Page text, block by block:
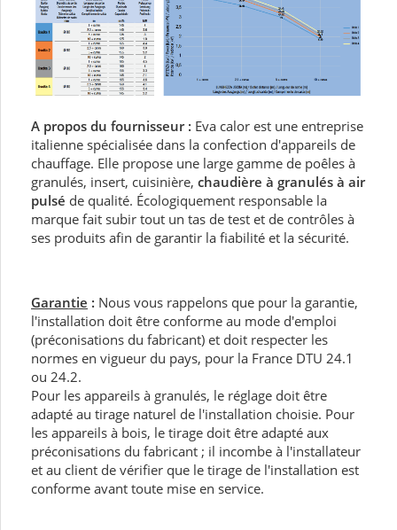
A propos du fournisseur : Eva calor est une entreprise
italienne spécialisée dans la confection d'appareils de
chauffage. Elle propose une large gamme de poêles à
granulés, insert, cuisinière, chaudière à granulés à air
pulsé de qualité. Écologiquement responsable la
marque fait subir tout un tas de test et de contrôles à
ses produits afin de garantir la fiabilité et la sécurité.
Garantie : Nous vous rappelons que pour la garantie,
l'installation doit être conforme au mode d'emploi
(préconisations du fabricant) et doit respecter les
normes en vigueur du pays, pour la France DTU 24.1
ou 24.2.
Pour les appareils à granulés, le réglage doit être
adapté au tirage naturel de l'installation choisie. Pour
les appareils à bois, le tirage doit être adapté aux
préconisations du fabricant ; il incombe à l'installateur
et au client de vérifier que le tirage de l'installation est
conforme avant toute mise en service.